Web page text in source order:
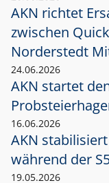
AKN richtet
zwischen
Norderstedt
24.06.2026
AKN startet
16.06.2026
AKN
während der
19.05.2026